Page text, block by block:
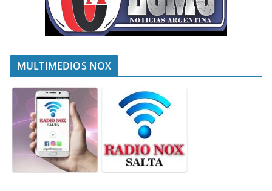
MULTIMEDIOS NOX